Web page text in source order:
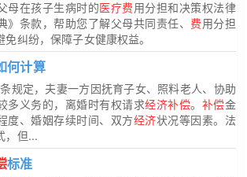
母在孩子生病时的医疗费用分担和决策权法律
》条款，帮助您了解父母共同责任、 费用分担
纠纷，保障子女健康权益。
何计算
规定，夫妻一方因抚育子女、照料老人、协助
多义务的，离婚时有权请求经济补偿。 补偿金
度、婚姻存续时间、双方经济状况等因素。法
，但...
标准